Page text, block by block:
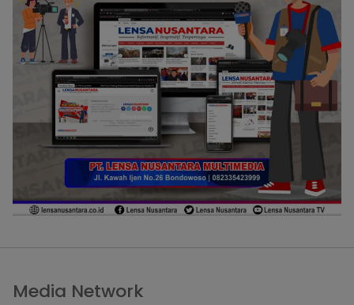
Media Network